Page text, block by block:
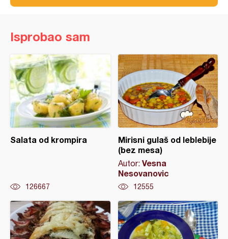
Isprobao sam
Salata od krompira
126667
Mirisni gulaš od leblebije
(bez mesa)
Autor: Vesna
Nesovanovic
12555